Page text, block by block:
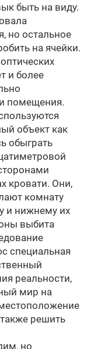
быть на виду.
но остальное
на ячейки.
и более
помещения.
объект как
обыграть
кровати. Они,
комнату
и нижнему их
выбита
специальная
реальности,
мир на
решить
но